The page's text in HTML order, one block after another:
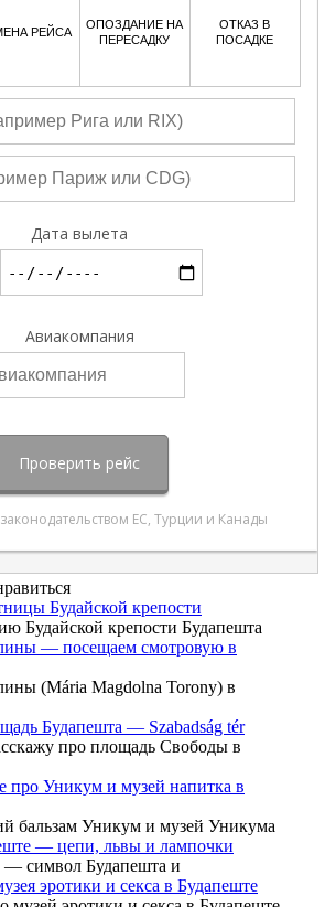
Будайской крепости
Будайской крепости Будапешта
— посещаем смотровую в
(Mária Magdolna Torony) в
Будапешта — Szabadság tér
про площадь Свободы в
про Уникум и музей напитка в
бальзам Уникум и музей Уникума
— цепи, львы и лампочки
символ Будапешта и
эротики и секса в Будапеште